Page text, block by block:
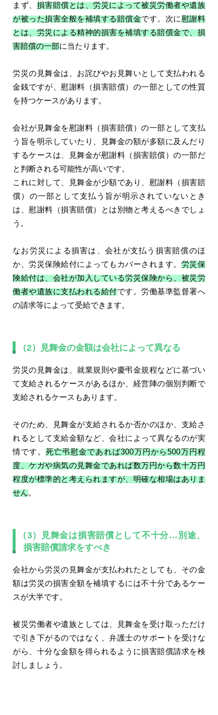
まず、 損害賠償とは、労災によって被災労働者や遺族
が被った損害全般を補填する賠償金です。次に慰謝料
とは、労災による精神的損害を補填する賠償金で、損
害賠償の一部に当たります。
労災の見舞金は、お詫びやお見舞いとして支払われる
金銭ですが、慰謝料（損害賠償）の一部としての性質
を持つケースがあります。
会社が見舞金を慰謝料（損害賠償）の一部として支払
う旨を明示していたり、見舞金の額が多額に及んだり
するケースは、見舞金が慰謝料（損害賠償）の一部だ
と判断される可能性が高いです。
これに対して、見舞金が少額であり、慰謝料（損害賠
償）の一部として支払う旨が明示されていないとき
は、慰謝料（損害賠償）とは別物と考えるべきでしょ
う。
なお労災による損害は、会社が支払う損害賠償のほ
か、労災保険給付によってもカバーされます。 労災保
険給付は、会社が加入している労災保険から、被災労
働者や遺族に支払われる給付です。労働基準監督署へ
の請求等によって受給できます。
（2）見舞金の金額は会社によって異なる
労災の見舞金は、就業規則や慶弔金規程などに基づい
て支給されるケースがあるほか、経営陣の個別判断で
支給されるケースもあります。
そのため、見舞金が支給されるか否かのほか、支給さ
れるとして支給金額など、会社によって異なるのが実
情です。死亡弔慰金であれば300万円から500万円程
度、ケガや病気の見舞金であれば数万円から数十万円
程度が標準的と考えられますが、明確な相場はありま
せん。
（3）見舞金は損害賠償として不十分…別途、
損害賠償請求をすべき
会社から労災の見舞金が支払われたとしても、その金
額は労災の損害全額を補填するには不十分であるケー
スが大半です。
被災労働者や遺族としては、見舞金を受け取っただけ
で引き下がるのではなく、弁護士のサポートを受けな
がら、十分な金額を得られるように損害賠償請求を検
討しましょう。